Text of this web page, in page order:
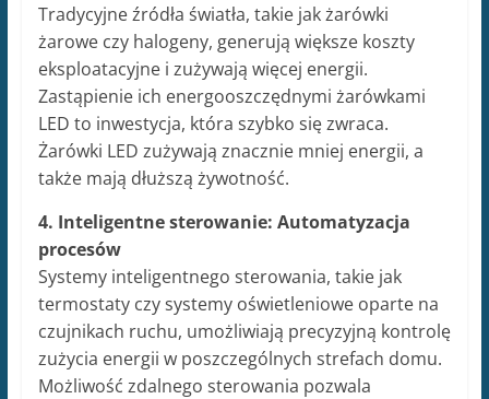
Tradycyjne źródła światła, takie jak żarówki
żarowe czy halogeny, generują większe koszty
eksploatacyjne i zużywają więcej energii.
Zastąpienie ich energooszczędnymi żarówkami
LED to inwestycja, która szybko się zwraca.
Żarówki LED zużywają znacznie mniej energii, a
także mają dłuższą żywotność.
4. Inteligentne sterowanie: Automatyzacja
procesów
Systemy inteligentnego sterowania, takie jak
termostaty czy systemy oświetleniowe oparte na
czujnikach ruchu, umożliwiają precyzyjną kontrolę
zużycia energii w poszczególnych strefach domu.
Możliwość zdalnego sterowania pozwala